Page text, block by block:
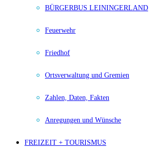
BÜRGERBUS LEININGERLAND
Feuerwehr
Friedhof
Ortsverwaltung und Gremien
Zahlen, Daten, Fakten
Anregungen und Wünsche
FREIZEIT + TOURISMUS